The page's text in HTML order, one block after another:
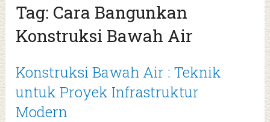
Tag: Cara Bangunkan
Konstruksi Bawah Air
Konstruksi Bawah Air : Teknik
untuk Proyek Infrastruktur
Modern